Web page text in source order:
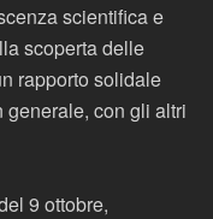
scientifica e
scoperta delle
rapporto solidale
con gli altri
9 ottobre,